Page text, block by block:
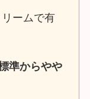
ームで有
準からやや